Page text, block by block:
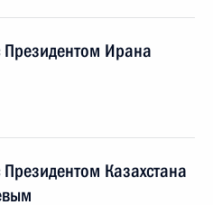
Ирана
Казахстана